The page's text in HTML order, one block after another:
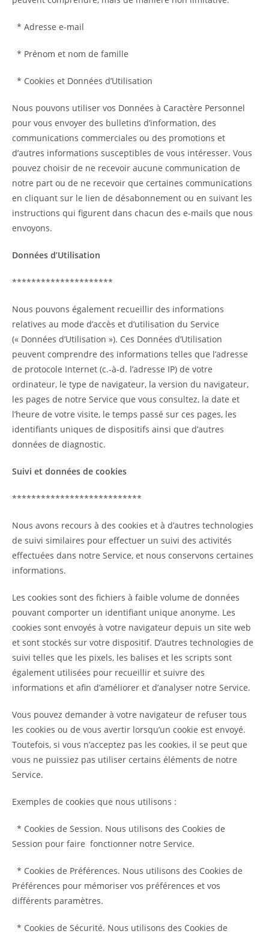
* Adresse e-mail
* Prénom et nom de famille
* Cookies et Données d’Utilisation
Nous pouvons utiliser vos Données à Caractère Personnel
pour vous envoyer des bulletins d’information, des
communications commerciales ou des promotions et
d’autres informations susceptibles de vous intéresser. Vous
pouvez choisir de ne recevoir aucune communication de
notre part ou de ne recevoir que certaines communications
en cliquant sur le lien de désabonnement ou en suivant les
instructions qui figurent dans chacun des e-mails que nous
envoyons.
Données d’Utilisation
*********************
Nous pouvons également recueillir des informations
relatives au mode d’accès et d’utilisation du Service
(« Données d’Utilisation »). Ces Données d’Utilisation
peuvent comprendre des informations telles que l’adresse
de protocole Internet (c.-à-d. l’adresse IP) de votre
ordinateur, le type de navigateur, la version du navigateur,
les pages de notre Service que vous consultez, la date et
l’heure de votre visite, le temps passé sur ces pages, les
identifiants uniques de dispositifs ainsi que d’autres
données de diagnostic.
Suivi et données de cookies
***************************
Nous avons recours à des cookies et à d’autres technologies
de suivi similaires pour effectuer un suivi des activités
effectuées dans notre Service, et nous conservons certaines
informations.
Les cookies sont des fichiers à faible volume de données
pouvant comporter un identifiant unique anonyme. Les
cookies sont envoyés à votre navigateur depuis un site web
et sont stockés sur votre dispositif. D’autres technologies de
suivi telles que les pixels, les balises et les scripts sont
également utilisées pour recueillir et suivre des
informations et afin d’améliorer et d’analyser notre Service.
Vous pouvez demander à votre navigateur de refuser tous
les cookies ou de vous avertir lorsqu’un cookie est envoyé.
Toutefois, si vous n’acceptez pas les cookies, il se peut que
vous ne puissiez pas utiliser certains éléments de notre
Service.
Exemples de cookies que nous utilisons :
* Cookies de Session. Nous utilisons des Cookies de
Session pour faire fonctionner notre Service.
* Cookies de Préférences. Nous utilisons des Cookies de
Préférences pour mémoriser vos préférences et vos
différents paramètres.
* Cookies de Sécurité. Nous utilisons des Cookies de